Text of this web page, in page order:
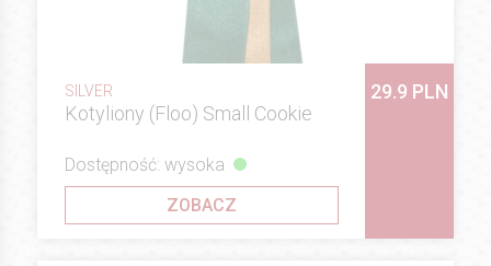
SILVER
Kotyliony (Floo) Small Cookie
29.9 PLN
Dostępność: wysoka
ZOBACZ